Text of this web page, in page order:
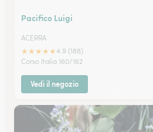
Pacifico Luigi
ACERRA
★★★★★4.9 (188)
Corso Italia 160/162
Vedi il negozio